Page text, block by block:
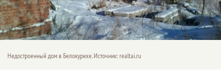
Недостроенный дом в Белокурихе. Источник: realtai.ru